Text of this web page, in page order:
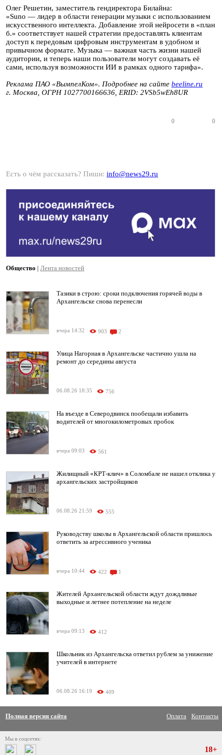
Олег Решетин, заместитель гендиректора Билайна:
«Suno — лидер в области генерации музыки с использованием
искусственного интеллекта. Добавление этой нейросети в «план
б.» соответствует нашей стратегии предоставлять клиентам
доступ к передовым цифровым инструментам в удобном и
привычном формате. Музыка — важная часть жизни нашей
аудитории, и теперь наши пользователи могут создавать её
сами, используя возможности ИИ в рамках одного тарифа».
Реклама ПАО «ВымпелКом». Подробнее на сайте beeline.ru
г. Москва, ОГРН 1027700166636, ERID: 2VSb5wEh8UR
0 0
Есть о чём рассказать? Пиши: info@news29.ru
Общество | Лента новостей
Тазики в строю: сроки подключения горячей воды в
Архангельске снова перенесли
вчера 14:32 903 2
Улица Нагорная в Архангельске частично ушла на
ремонт до середины августа
06.08.26 18:35 756
На въезде в Северодвинск пообещали избавить
водителей от многокилометровых пробок
вчера 09:03 561
Жилищный «КРТ-клич» в Соломбале не нашел отклика у
архангельских застройщиков
06.08.26 21:59 555
Руководству школы в Архангельской области пришлось
ответить за агрессивного ученика
вчера 10:44 422 1
Жителей Архангельской области ждут дождливые
выходные и летнее потепление на неделе
вчера 09:13 412
Школьник из Архангельска ответил рублем за унижение
учителей в интернете
06.08.26 16:19 409
Полная версия сайта Оплата Контакты
Мы в соцсетях:
18+